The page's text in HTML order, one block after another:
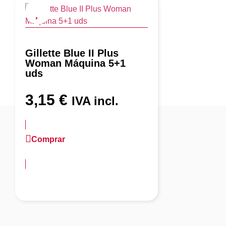
Gillette Blue II Plus
Woman Máquina 5+1
uds
3,15 € IVA incl.
Comprar